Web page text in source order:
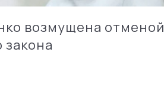
возмущена отменой
закона